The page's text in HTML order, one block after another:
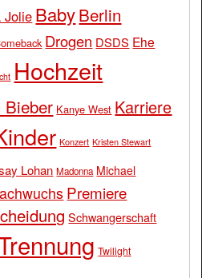
Jolie BabyBerlin
Drogen DSDS Ehe
Hochzeit
Bieber Kanye West Karriere
Konzert Kristen Stewart
Lohan Madonna Michael
Premiere
Schwangerschaft
Twilight